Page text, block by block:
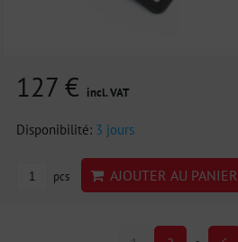
127 € incl. VAT
Disponibilité: 3 jours
pcs AJOUTER AU PANIER